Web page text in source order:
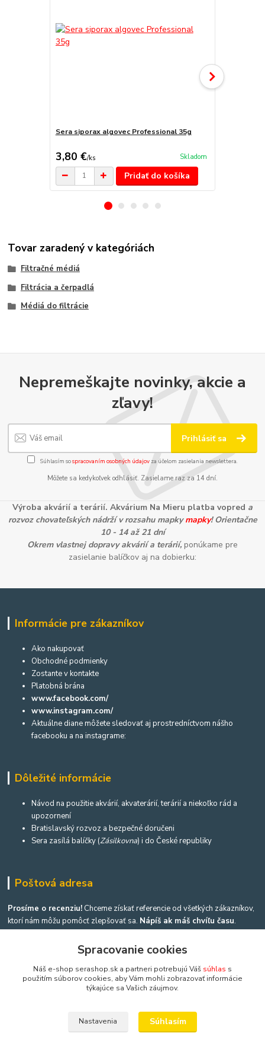
Sera siporax algovec Professional 35g
3,80 €/ks Skladom
Pridať do košíka
Tovar zaradený v kategóriách
Filtračné médiá
Filtrácia a čerpadlá
Médiá do filtrácie
Nepremeškajte novinky, akcie a
zľavy!
Prihlásiť sa
Súhlasím sospracovaním osobných údajov za účelom zasielania newslettera.
Môžete sa kedykoľvek odhlásiť. Zasielame raz za 14 dní.
Výroba akvárií a terárií. Akvárium Na Mieru platba vopred a
rozvoz chovateľských nádrží v rozsahu mapkymapky! Orientačne
10 - 14 až 21 dní
Okrem vlastnej dopravy akvárií a terárií, ponúkame pre
zasielanie balíčkov aj na dobierku:
Informácie pre zákazníkov
Ako nakupovať
Obchodné podmienky
Zostante v kontakte
Platobná brána
www.facebook.com/
www.instagram.com/
Aktuálne diane môžete sledovať aj prostredníctvom nášho
facebooku a na instagrame:
Dôležité informácie
Návod na použitie akvárií, akvaterárií, terárií a niekoľko rád a
upozornení
Bratislavský rozvoz a bezpečné doručeni
Sera zasílá balíčky (Zásilkovna) i do České republiky
Poštová adresa
Prosíme o recenziu! Chceme získať referencie od všetkých zákazníkov,
ktorí nám môžu pomôcť zlepšovať sa. Nápíš ak máš chvíľu času.
Kontakty
Spracovanie cookies
Náš e-shop serashop.sk a partneri potrebujú Váš súhlas s
použitím súborov cookies, aby Vám mohli zobrazovať informácie
týkajúce sa Vašich záujmov.
Nastavenia Súhlasím